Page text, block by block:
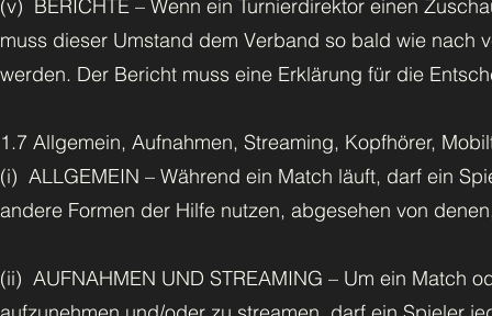
(v) BERICHTE – Wenn ein Turnierdirektor einen
muss dieser Umstand dem Verband so bald wie nach
werden. Der Bericht muss eine Erklärung für die
1.7 Allgemein, Aufnahmen, Streaming, Kopfhörer,
(i) ALLGEMEIN – Während ein Match läuft, darf ein
andere Formen der Hilfe nutzen, abgesehen von
(ii) AUFNAHMEN UND STREAMING – Um ein Match